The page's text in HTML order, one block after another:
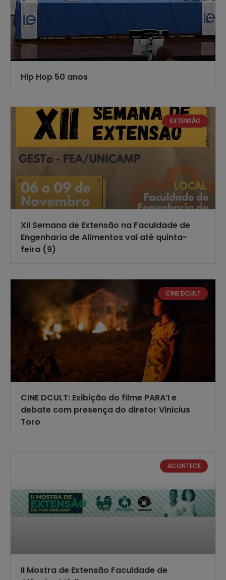
Hip Hop 50 anos
EXTENSÃO
XII Semana de Extensão na Faculdade de
Engenharia de Alimentos vai até quinta-
feira (9)
CINE DCULT
CINE DCULT: Exibição do filme PARA’I e
debate com presença do diretor Vinicius
Toro
ACONTECE
II Mostra de Extensão Faculdade de